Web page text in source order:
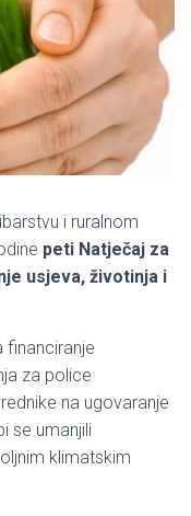
i ruralnom
peti Natječaj za
usjeva, životinja i
financiranje
za police
na ugovaranje
se umanjili
klimatskim